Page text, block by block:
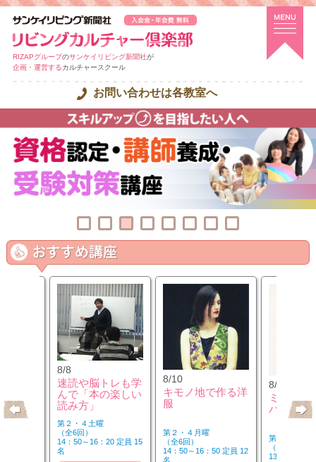
RIZAPグループのサンケイリビング新聞社が
企画・運営するカルチャースクール
お問い合わせは各教室へ
8/8
速読や脳トレも学
んで「本の楽しい
読み方」
第２・４土曜
（全6回）
14：50～16：20 定員 15
名
8/10
キモノ地で作る洋
服
第２・４月曜
（全6回）
14：50～16：50 定員 12
名
8/10
ミュージ
バーを楽
第２・４月曜
（全6回）
13：00～14